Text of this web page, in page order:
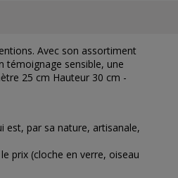
Avec son assortiment
témoignage sensible, une
25 cm Hauteur 30 cm -
est, par sa nature, artisanale,
prix (cloche en verre, oiseau